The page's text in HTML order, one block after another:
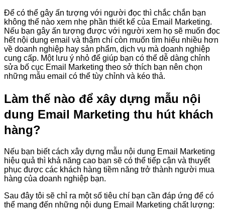
Để có thể gây ấn tượng với người đọc thì chắc chắn bạn
không thể nào xem nhẹ phần thiết kế của Email Marketing.
Nếu bạn gây ấn tượng được với người xem họ sẽ muốn đọc
hết nội dung email và thậm chí còn muốn tìm hiểu nhiều hơn
về doanh nghiệp hay sản phẩm, dịch vụ mà doanh nghiệp
cung cấp. Một lưu ý nhỏ để giúp bạn có thể dễ dàng chỉnh
sửa bố cục Email Marketing theo sở thích bạn nên chọn
những mẫu email có thể tùy chỉnh và kéo thả.
Làm thế nào để xây dựng mẫu nội
dung Email Marketing thu hút khách
hàng?
Nếu bạn biết cách xây dựng mẫu nội dung Email Marketing
hiệu quả thì khả năng cao bạn sẽ có thể tiếp cận và thuyết
phục được các khách hàng tiềm năng trở thành người mua
hàng của doanh nghiệp bạn.
Sau đây tôi sẽ chỉ ra một số tiêu chí bạn cần đáp ứng để có
thể mang đến những nội dung Email Marketing chất lượng: